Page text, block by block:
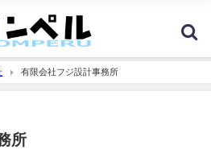
有限会社フジ設計事務所
所